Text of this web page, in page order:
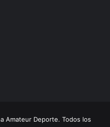
Amateur Deporte. Todos los